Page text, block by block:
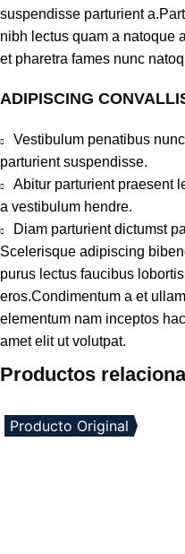
suspendisse parturient
nibh lectus quam a natoque
et pharetra fames nunc
ADIPISCING
Vestibulum penatibus
parturient suspendisse.
Abitur parturient praesent
a vestibulum hendre.
Diam parturient dictumst
Scelerisque adipiscing
purus lectus faucibus
eros.Condimentum a et
elementum nam inceptos
amet elit ut volutpat.
Productos
Producto Original